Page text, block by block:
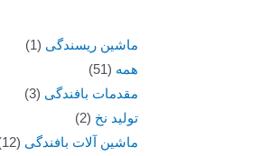
ماشین ریسندگی
1
همه
51
مقدمات بافندگی 3
تولید نخ 2
ماشین آلات بافندگی 12